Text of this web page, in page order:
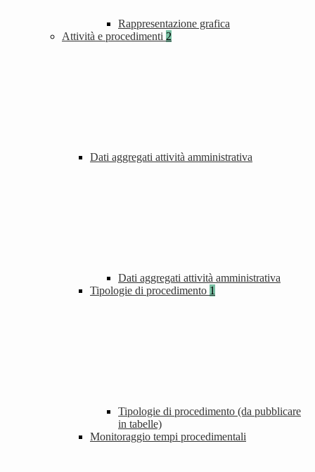
Rappresentazione grafica
Attività e procedimenti 2
Dati aggregati attività amministrativa
Dati aggregati attività amministrativa
Tipologie di procedimento 1
Tipologie di procedimento (da pubblicare
in tabelle)
Monitoraggio tempi procedimentali